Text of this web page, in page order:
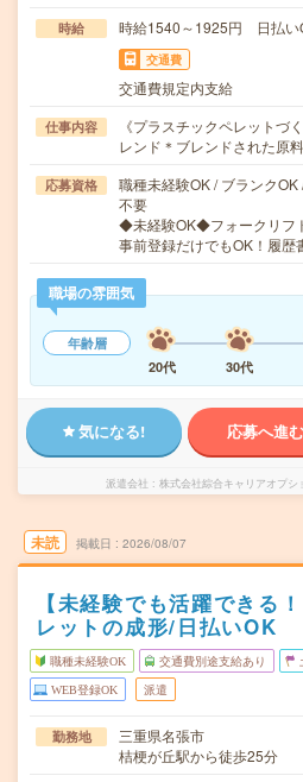
時給 時給1540～1925円 日払い
交通費
交通費規定内支給
仕事内容
《プラスチックペレットづ
レンド＊ブレンドされた原
応募資格
職種未経験OK / ブランク
不要
◆未経験OK◆フォークリフ
事前登録だけでもOK！履
職場の雰囲気
年齢層
20代
30代
気になる! 応募へ進む
派遣会社 株式会社綜合キャリアオプ
未読 掲載日 2026/08/07
【未経験でも活躍できる
レットの成形/日払いOK
職種未経験OK 交通費別途支給あり
WEB登録OK 派遣
勤務地
三重県名張市
桔梗が丘駅から徒歩25分